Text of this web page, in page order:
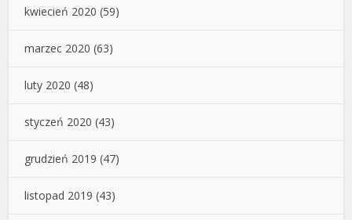
kwiecień 2020 (59)
marzec 2020 (63)
luty 2020 (48)
styczeń 2020 (43)
grudzień 2019 (47)
listopad 2019 (43)